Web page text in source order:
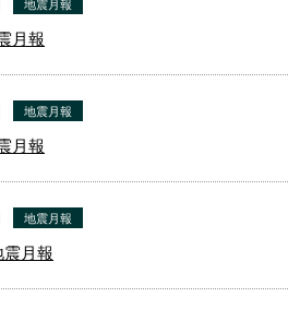
地震月報
月報
地震月報
月報
地震月報
震月報